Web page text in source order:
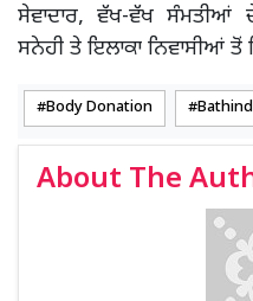
ਸੇਵਾਦਾਰ, ਵੱਖ-ਵੱਖ ਸੰਮਤੀਆਂ
ਸਨੇਹੀ ਤੇ ਇਲਾਕਾ ਨਿਵਾਸੀਆਂ ਤੋਂ
Body Donation
About The